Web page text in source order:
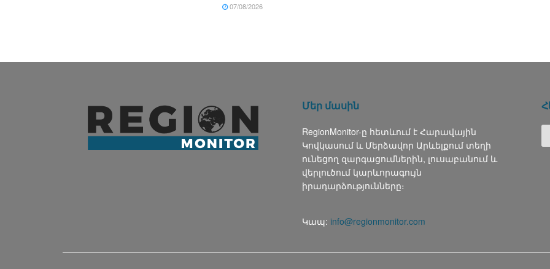
07/08/2026
Մեր մասին
RegionMonitor-ը հետևում է Հարավային
Կովկասում և Մերձավոր Արևելքում տեղի
ունեցող զարգացումներին, լուսաբանում և
վերլուծում կարևորագույն
իրադարձությունները։
Կապ: info@regionmonitor.com